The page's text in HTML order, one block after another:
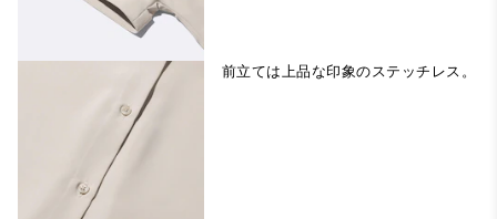
前立ては上品な印象のステッチレス。